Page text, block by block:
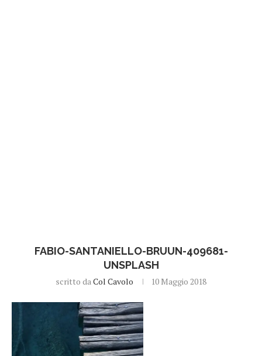
FABIO-SANTANIELLO-BRUUN-409681-
UNSPLASH
scritto daCol Cavolo 10 Maggio 2018